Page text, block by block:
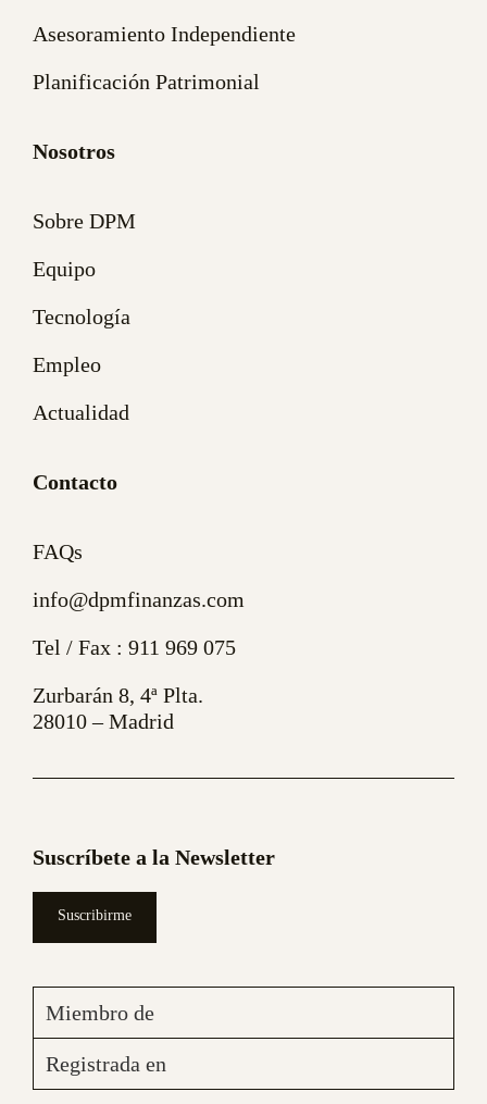
Asesoramiento Independiente
Planificación Patrimonial
Nosotros
Sobre DPM
Equipo
Tecnología
Empleo
Actualidad
Contacto
FAQs
info@dpmfinanzas.com
Tel / Fax : 911 969 075
Zurbarán 8, 4ª Plta.
28010 – Madrid
Suscríbete a la Newsletter
Suscribirme
Miembro de
Registrada en